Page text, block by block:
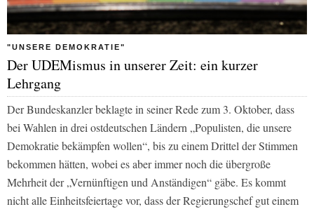
"UNSERE DEMOKRATIE"
Der UDEMismus in unserer Zeit: ein kurzer
Lehrgang
Der Bundeskanzler beklagte in seiner Rede zum 3. Oktober, dass
bei Wahlen in drei ostdeutschen Ländern „Populisten, die unsere
Demokratie bekämpfen wollen“, bis zu einem Drittel der Stimmen
bekommen hätten, wobei es aber immer noch die übergroße
Mehrheit der „Vernünftigen und Anständigen“ gäbe. Es kommt
nicht alle Einheitsfeiertage vor, dass der Regierungschef gut einem